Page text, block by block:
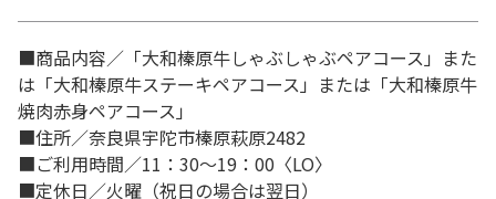
■商品内容／「大和榛原牛しゃぶしゃぶペアコース」また
は「大和榛原牛ステーキペアコース」または「大和榛原牛
焼肉赤身ペアコース」
■住所／奈良県宇陀市榛原萩原2482
■ご利用時間／11：30～19：00〈LO〉
■定休日／火曜（祝日の場合は翌日）